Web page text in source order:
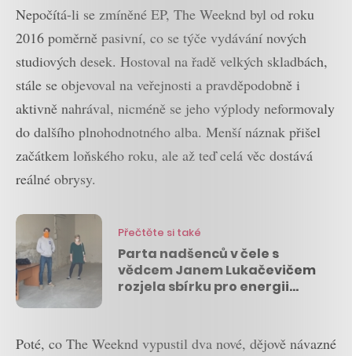
Nepočítá-li se zmíněné EP, The Weeknd byl od roku
2016 poměrně pasivní, co se týče vydávání nových
studiových desek. Hostoval na řadě velkých skladbách,
stále se objevoval na veřejnosti a pravděpodobně i
aktivně nahrával, nicméně se jeho výplody neformovaly
do dalšího plnohodnotného alba. Menší náznak přišel
začátkem loňského roku, ale až teď celá věc dostává
reálné obrysy.
Přečtěte si také
Parta nadšenců v čele s
vědcem Janem Lukačevičem
rozjela sbírku pro energii
Poté, co The Weeknd vypustil dva nové, dějově návazné